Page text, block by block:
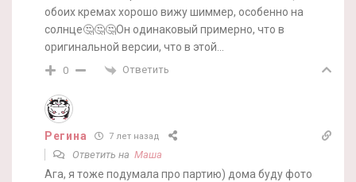
обоих кремах хорошо вижу шиммер, особенно на
солнце🤔🤔🤔Он одинаковый примерно, что в
оригинальной версии, что в этой…
0 Ответить
Регина 7 лет назад
Ответить на Маша
Ага, я тоже подумала про партию) дома буду фото